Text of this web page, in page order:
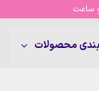
ساعت
محصولات